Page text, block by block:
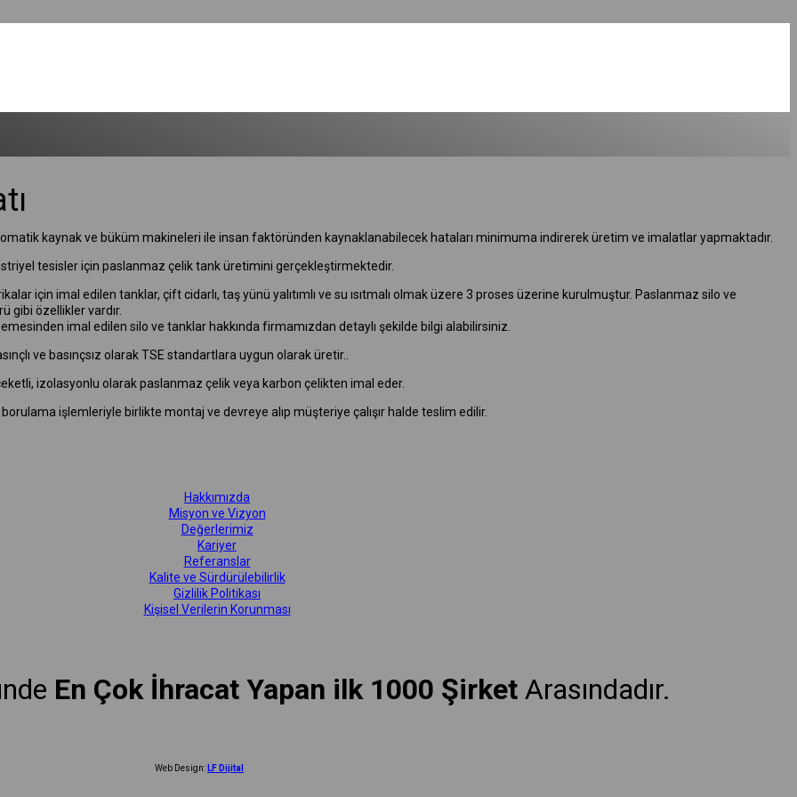
kaynak ve büküm makineleri ile insan faktöründen kaynaklanabilecek hataları minimuma indirerek üretim ve imalatlar yapmaktadır.
tesisler için paslanmaz çelik tank üretimini gerçekleştirmektedir.
için imal edilen tanklar, çift cidarlı, taş yünü yalıtımlı ve su ısıtmalı olmak üzere 3 proses üzerine kurulmuştur. Paslanmaz silo ve
gibi özellikler vardır.
imal edilen silo ve tanklar hakkında firmamızdan detaylı şekilde bilgi alabilirsiniz.
ve basınçsız olarak TSE standartlara uygun olarak üretir..
izolasyonlu olarak paslanmaz çelik veya karbon çelikten imal eder.
işlemleriyle birlikte montaj ve devreye alıp müşteriye çalışır halde teslim edilir.
Hakkımızda
Misyon ve Vizyon
Değerlerimiz
Kariyer
Referanslar
Kalite ve Sürdürülebilirlik
Gizlilik Politikası
Kişisel Verilerin Korunması
En Çok İhracat Yapan ilk 1000 ŞirketArasındadır.
Web Design: LF Dijital